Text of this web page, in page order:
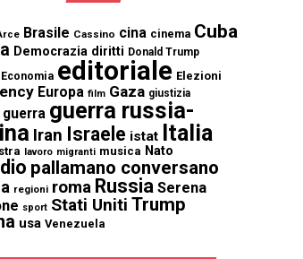
Brasile Cassino cina cinema Cuba
Democrazia diritti Donald Trump
Economia editoriale Elezioni
Europa film Gaza giustizia
guerra guerra russia-
Iran Israele istat Italia
lavoro migranti musica Nato
pallamano conversano
regioni roma Russia Serena
sport Stati Uniti Trump
usa Venezuela